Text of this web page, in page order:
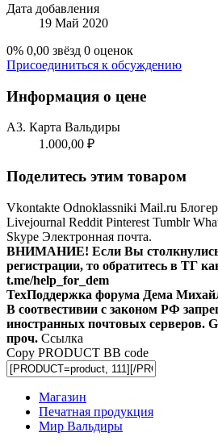
Дата добавления
19 Май 2020
0% 0,00 звёзд 0 оценок
Присоединиться к обсуждению
Информация о цене
А3. Карта Вальдиры
1.000,00 ₽
Поделитесь этим товаром
Vkontakte Odnoklassniki Mail.ru Блогер
Livejournal Reddit Pinterest Tumblr
Skype Электронная почта.
ВНИМАНИЕ! Ecли Вы столкнулись
регистрации, то обратитесь в ТГ
t.me/help_for_dem
ТехПоддержка форума Дема
В соотвестивии с законом РФ
иностранных почтовых серверов.
проч. Ссылка
Copy PRODUCT BB code
Магазин
Печатная продукция
Мир Вальдиры